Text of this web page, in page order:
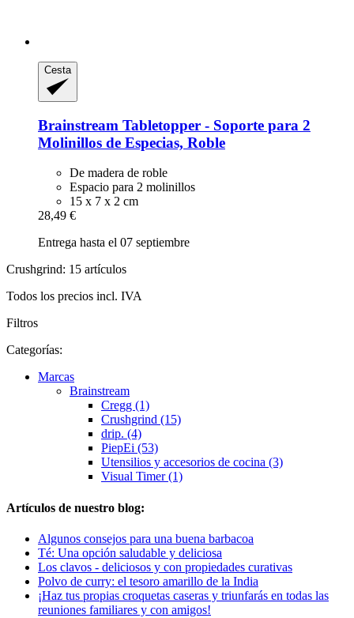
Cesta
Brainstream Tabletopper -​ Soporte para 2
Molinillos de Especias, Roble
De madera de roble
Espacio para 2 molinillos
15 x 7 x 2 cm
28,49 €
Entrega hasta el 07 septiembre
Crushgrind: 15 artículos
Todos los precios incl. IVA
Filtros
Categorías:
Marcas
Brainstream
Cregg (1)
Crushgrind (15)
drip. (4)
PiepEi (53)
Utensilios y accesorios de cocina (3)
Visual Timer (1)
Artículos de nuestro blog:
Algunos consejos para una buena barbacoa
Té: Una opción saludable y deliciosa
Los clavos - deliciosos y con propiedades curativas
Polvo de curry: el tesoro amarillo de la India
¡Haz tus propias croquetas caseras y triunfarás en todas las
reuniones familiares y con amigos!